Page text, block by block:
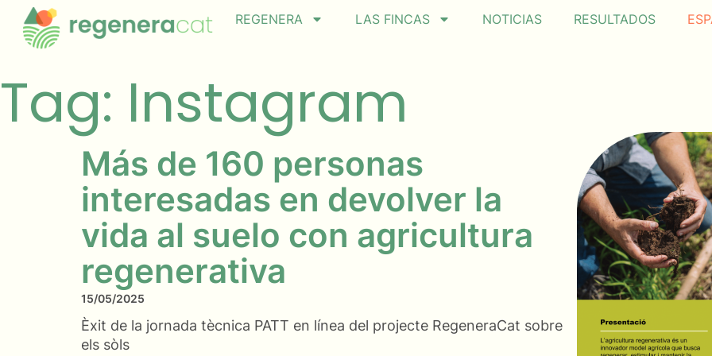
REGENERA LAS FINCAS NOTICIAS RESULTADOS
Tag: Instagram
Más de 160 personas
interesadas en devolver la
vida al suelo con agricultura
regenerativa
15/05/2025
Èxit de la jornada tècnica PATT en línea del projecte RegeneraCat sobre
els sòls